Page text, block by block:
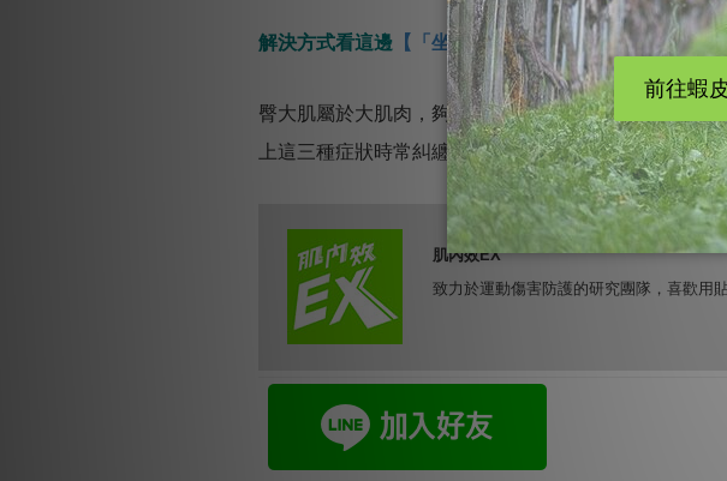
解決方式看這邊 【「坐」出來的毛病 : 梨狀肌症候群
臀大肌屬於大肌肉，夠力夠猛，負責保護身體上活動
上這三種症狀時常糾纏你，那不妨好好練練你的臀肌吧
肌內效EX
致力於運動傷害防護的研究團隊，喜歡用